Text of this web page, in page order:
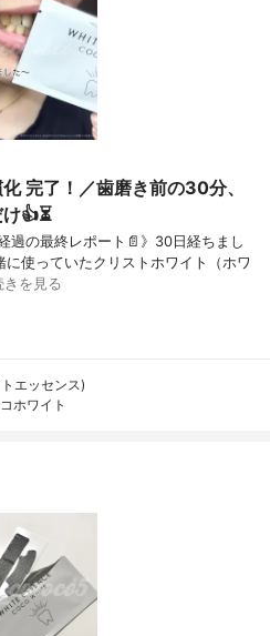
完了！／歯磨き前の30分、
👍⏳
過の最終レポート📄》⁡30日経ちまし
使っていたクリストホワイト（ホワ
きを見る
エッセンス)
ホワイト